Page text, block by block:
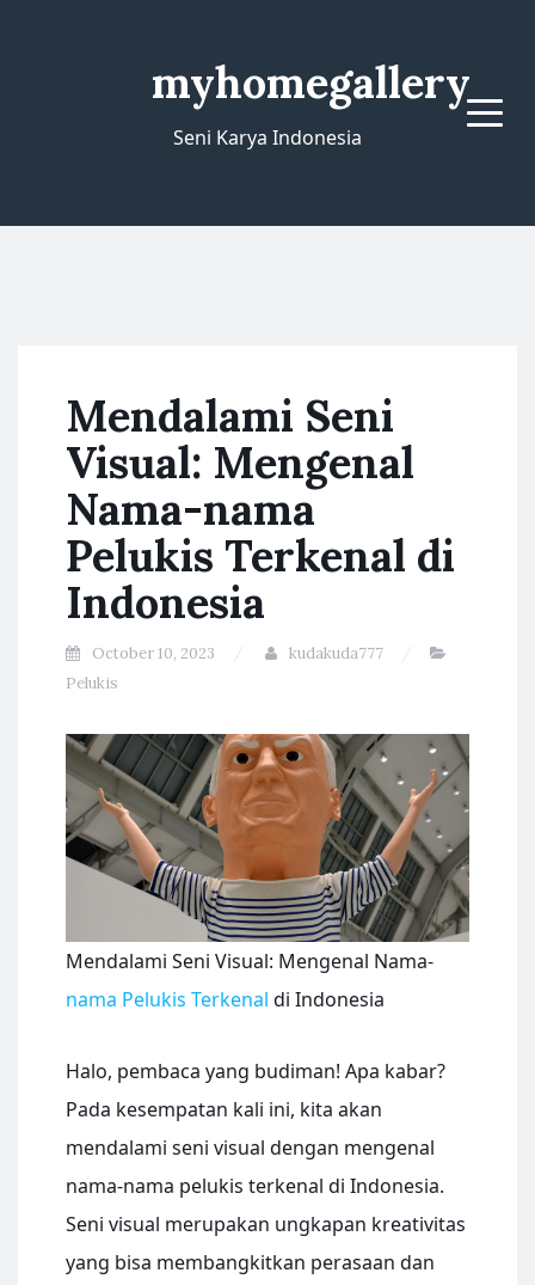
myhomegallery
Seni Karya Indonesia
Menu
Mendalami Seni
Visual: Mengenal
Nama-nama
Pelukis Terkenal di
Indonesia
October 10, 2023
kudakuda777
Pelukis
Mendalami Seni Visual: Mengenal Nama-
nama Pelukis Terkenal di Indonesia
Halo, pembaca yang budiman! Apa kabar?
Pada kesempatan kali ini, kita akan
mendalami seni visual dengan mengenal
nama-nama pelukis terkenal di Indonesia.
Seni visual merupakan ungkapan kreativitas
yang bisa membangkitkan perasaan dan